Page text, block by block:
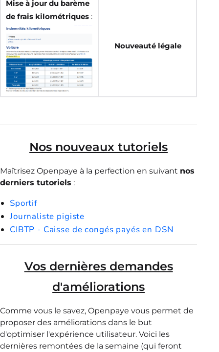
Mise à jour du barème
de frais kilométriques :
Nouveauté légale
Nos nouveaux tutoriels
Maîtrisez Openpaye à la perfection en suivant nos
derniers tutoriels :
Sportif
Journaliste pigiste
CIBTP - Caisse de congés payés en DSN
Vos dernières demandes
d'améliorations
Comme vous le savez, Openpaye vous permet de
proposer des améliorations dans le but
d'optimiser l'expérience utilisateur. Voici les
dernières remontées de la semaine (qui feront